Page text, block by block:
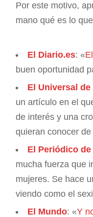
Por este motivo,
mano qué es lo
El Diario.es: «
buen oportunidad
El Universal de
un artículo en el
de interés y una
quieran conocer
El Periódico
mucha fuerza que
mujeres. Se hace
viendo como el
El Mundo: «Y